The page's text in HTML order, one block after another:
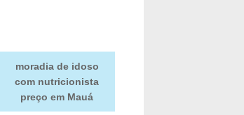
moradia de idoso
com nutricionista
preço em Mauá